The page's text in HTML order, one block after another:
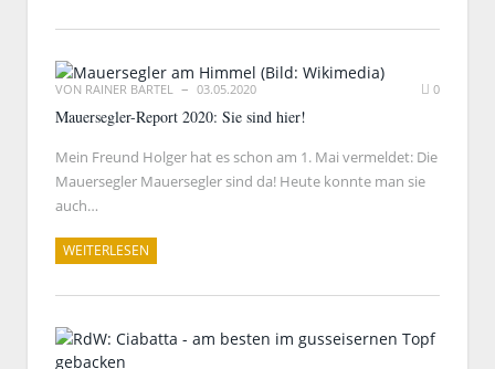
VON RAINER BARTEL 03.05.2020 0
Mauersegler-Report 2020: Sie sind hier!
Mein Freund Holger hat es schon am 1. Mai vermeldet: Die
Mauersegler Mauersegler sind da! Heute konnte man sie
auch…
WEITERLESEN